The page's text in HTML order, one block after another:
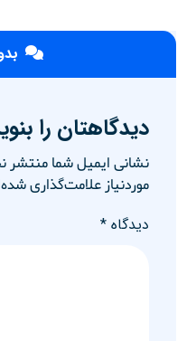
دیدگاهتان را
نشانی ایمیل شما منتشر
موردنیاز علامت‌گذاری
دیدگاه*